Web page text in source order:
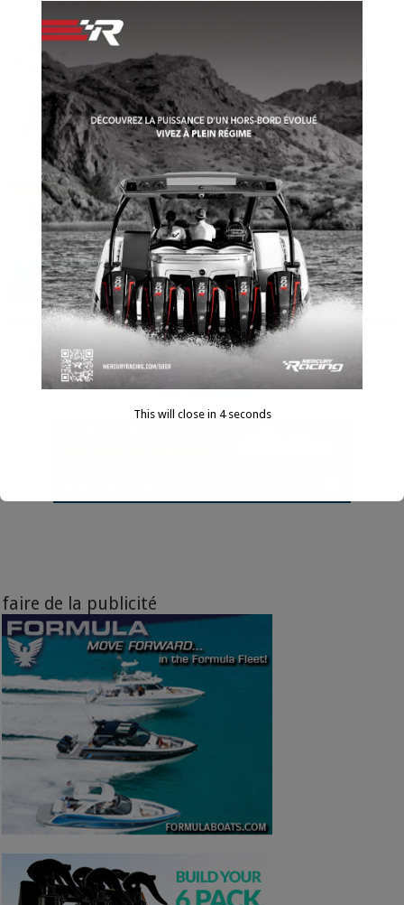
Accessoires
Accessoires
Les embarcations de pêche à l’honneur
Aquila 42 Yacht
médias sociaux
faire de la publicité
This will close in 3seconds